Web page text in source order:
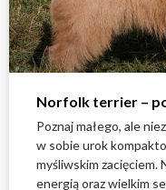
Norfolk terrier –
Poznaj małego, ale
w sobie urok
myśliwskim
energią oraz wielkim